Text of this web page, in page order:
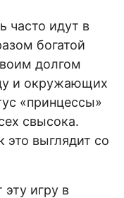
часто идут в
богатой
долгом
и окружающих
«принцессы»
свысока.
это выглядит со
игру в